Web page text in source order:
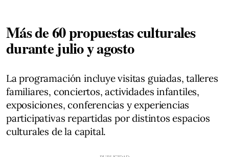
Más de 60 propuestas culturales
durante julio y agosto
La programación incluye visitas guiadas, talleres
familiares, conciertos, actividades infantiles,
exposiciones, conferencias y experiencias
participativas repartidas por distintos espacios
culturales de la capital.